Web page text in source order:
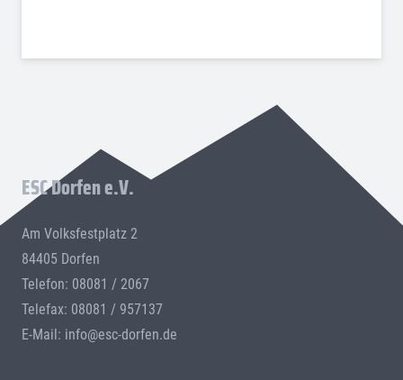
ESC Dorfen e.V.
Am Volksfestplatz 2
84405 Dorfen
Telefon: 08081 / 2067
Telefax: 08081 / 957137
E-Mail: info@esc-dorfen.de